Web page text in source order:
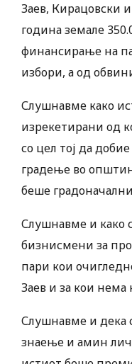
Заев, Кирацовски
година земале
финансирање на
избори, а од
Слушнавме како
изрекетирани од
со цел тој да
градење во
беше
Слушнавме и како
бизнисмени за
пари кои
Заев и за кои нема
Слушнавме и дека
знаење и амин